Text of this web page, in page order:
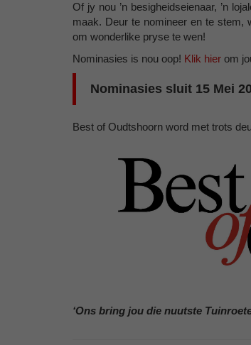
Of jy nou ’n besigheidseienaar, ’n
maak. Deur te nomineer en te stem,
om wonderlike pryse te wen!
Nominasies is nou oop! Klik hier om
Nominasies sluit 15 Mei
Best of Oudtshoorn word met trots
‘Ons bring jou die nuutste